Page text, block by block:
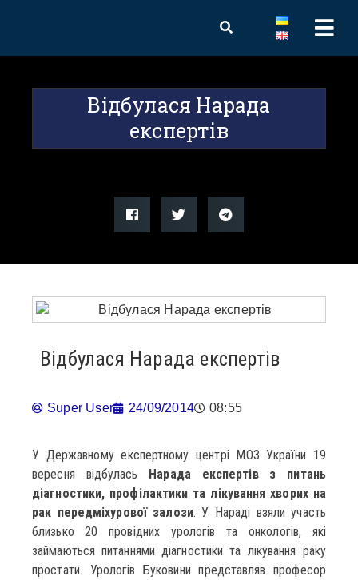
Відбулася Нарада
експертів
Відбулася Нарада експертів
Super User 24/09/2014 08:55
У Державному експертному центрі МОЗ України 19
вересня відбулась Нарада експертів з питань
діагностики, профілактики та лікування хворих на
рак передміхурової залози. У Нараді взяли участь
близько 20 провідних урологів та онкологів, які
займаються питаннями діагностики та лікування раку
простати. Урологів Буковини представляв професор